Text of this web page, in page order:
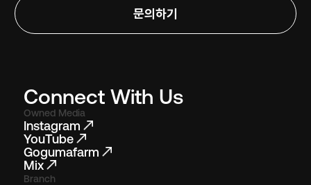
문의하기
Connect With Us
Owned Media
Instagram
YouTube
Gogumafarm
Mix
Branch